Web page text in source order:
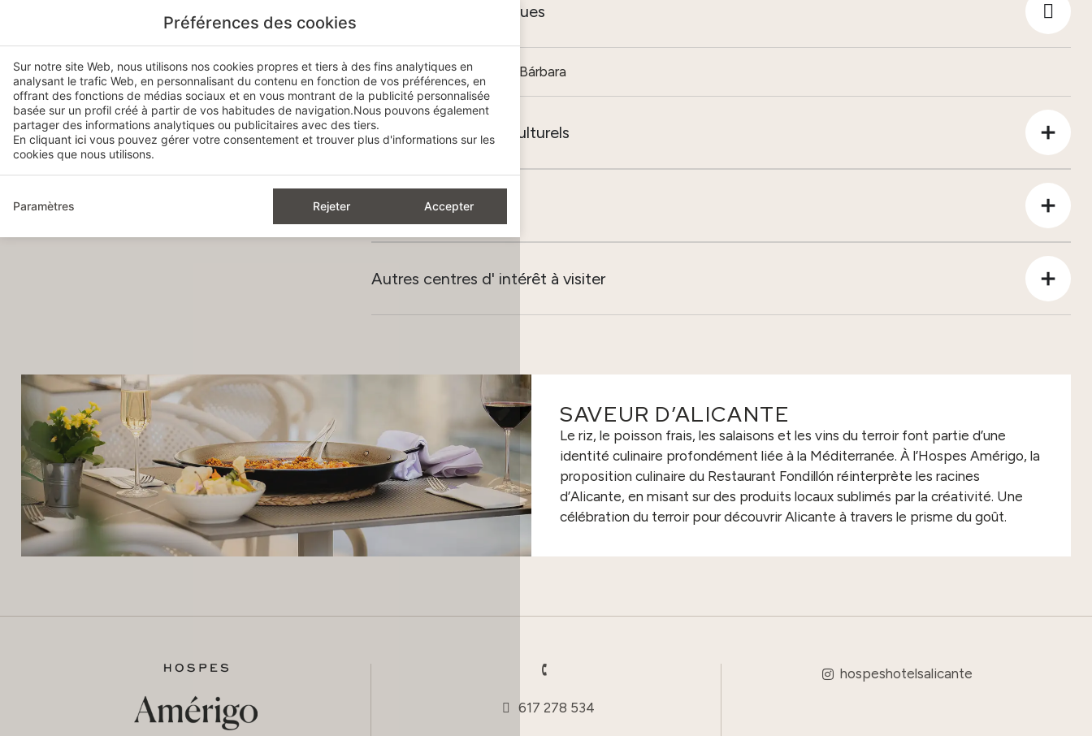
Espaces emblématiques
Château de Santa Bárbara
Musées et centres culturels
Mer, plage et nature
Autres centres d' intérêt à visiter
SAVEUR D’ALICANTE
Le riz, le poisson frais, les salaisons et les vins du terroir font partie d’une
identité culinaire profondément liée à la Méditerranée. À l’Hospes Amérigo, la
proposition culinaire du Restaurant Fondillón réinterprète les racines
d’Alicante, en misant sur des produits locaux sublimés par la créativité. Une
célébration du terroir pour découvrir Alicante à travers le prisme du goût.
617 278 534
hospeshotelsalicante
Préférences des cookies
Sur notre site Web, nous utilisons nos cookies propres et tiers à des fins analytiques en
analysant le trafic Web, en personnalisant du contenu en fonction de vos préférences, en
offrant des fonctions de médias sociaux et en vous montrant de la publicité personnalisée
basée sur un profil créé à partir de vos habitudes de navigation.Nous pouvons également
partager des informations analytiques ou publicitaires avec des tiers.
En cliquant ici vous pouvez gérer votre consentement et trouver plus d'informations sur les
cookies que nous utilisons.
Paramètres Rejeter Accepter